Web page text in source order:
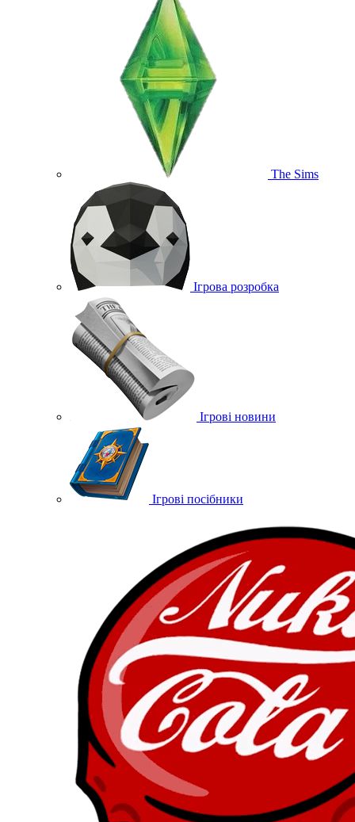
The Sims
Ігрова розробка
Ігрові новини
Ігрові посібники